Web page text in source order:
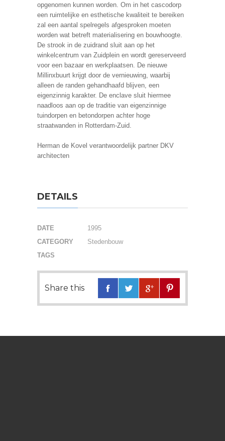
opgenomen kunnen worden. Om in het cascodorp
een ruimtelijke en esthetische kwaliteit te bereiken
zal een aantal spelregels afgesproken moeten
worden wat betreft materialisering en bouwhoogte.
De strook in de zuidrand sluit aan op het
winkelcentrum van Zuidplein en wordt gereserveerd
voor een bazaar en werkplaatsen. De nieuwe
Millinxbuurt krijgt door de vernieuwing, waarbij
alleen de randen gehandhaafd blijven, een
eigenzinnig karakter. De enclave sluit hiermee
naadloos aan op de traditie van eigenzinnige
tuindorpen en betondorpen achter hoge
straatwanden in Rotterdam-Zuid.
Herman de Kovel verantwoordelijk partner DKV
architecten
DETAILS
DATE
1995
CATEGORY
Stedenbouw
TAGS
Share this